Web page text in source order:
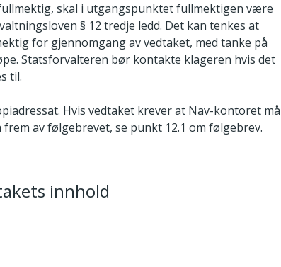
skal i utgangspunktet fullmektigen være
§ 12 tredje ledd. Det kan tenkes at
for gjennomgang av vedtaket, med tanke på
Statsforvalteren bør kontakte klageren hvis det
til.
Hvis vedtaket krever at Nav­-kontoret må
av følgebrevet, se punkt 12.1 om følgebrev.
innhold